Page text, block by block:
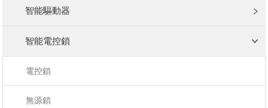
智能驅動器
智能電控鎖
電控鎖
無源鎖